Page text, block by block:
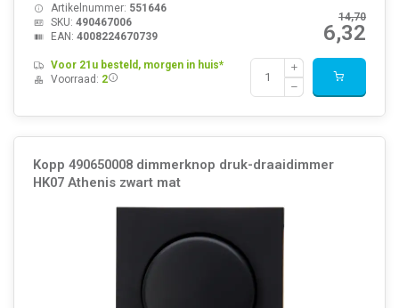
14,70
6,32
Artikelnummer: 551646
SKU: 490467006
EAN: 4008224670739
Voor 21u besteld, morgen in huis*
Voorraad: 2
Kopp 490650008 dimmerknop druk-draaidimmer
HK07 Athenis zwart mat